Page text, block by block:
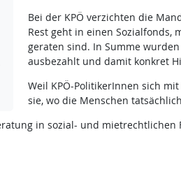
Bei der KPÖ verzichten die
Rest geht in einen
geraten sind. In Summe
ausbezahlt und damit konkret
Weil KPÖ-PolitikerInnen sich
sie, wo die Menschen
in sozial- und mietrechtlichen